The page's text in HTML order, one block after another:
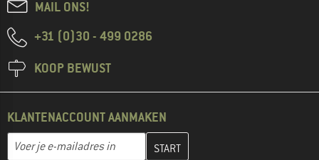
MAIL ONS!
+31 (0)30 - 499 0286
KOOP BEWUST
KLANTENACCOUNT AANMAKEN
E-mailadres
Vul je e-mailadres hier in en maak in de volgende stap je